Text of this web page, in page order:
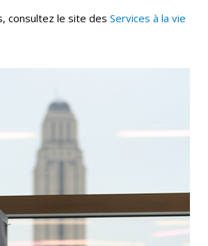
consultez le site des Services à la vie